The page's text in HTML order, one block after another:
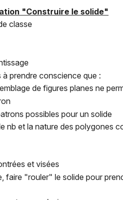
"Construire le solide"
classe
à prendre conscience que :
de figures planes ne
possibles pour un solide
nb et la nature des polygones
et visées
faire "rouler" le solide pour